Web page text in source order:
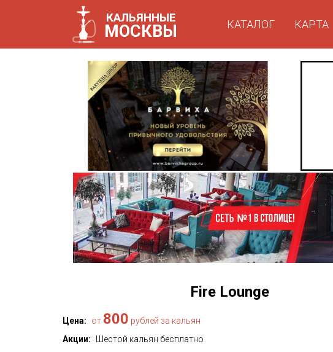
КАЛЬЯННЫЕ
МОСКВЫ
КАТАЛОГ
КАРТА
Fire Lounge
Цена: от 800 рублей за кальян
Акции:
Шестой кальян бесплатно